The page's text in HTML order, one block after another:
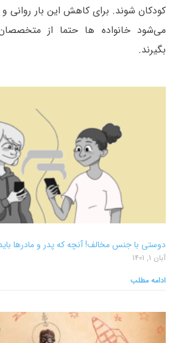
کودکان شوند. برای کاهش این بار روانی
می‌شود خانواده ها حتما از
بگیرند.
دوستی با جنس مخالف! آنچه که پدر و مادرها
آبان 1, 1401
ادامه مطلب